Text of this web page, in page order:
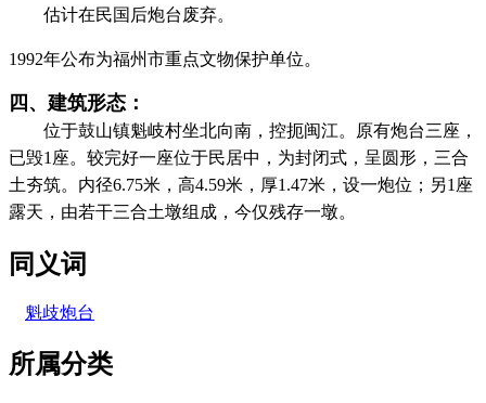
估计在民国后炮台废弃。
1992年公布为福州市重点文物保护单位。
四、建筑形态：
位于鼓山镇魁岐村坐北向南，控扼闽江。原有炮台三座，
已毁1座。较完好一座位于民居中，为封闭式，呈圆形，三合
土夯筑。内径6.75米，高4.59米，厚1.47米，设一炮位；另1座
露天，由若干三合土墩组成，今仅残存一墩。
同义词
魁歧炮台
所属分类